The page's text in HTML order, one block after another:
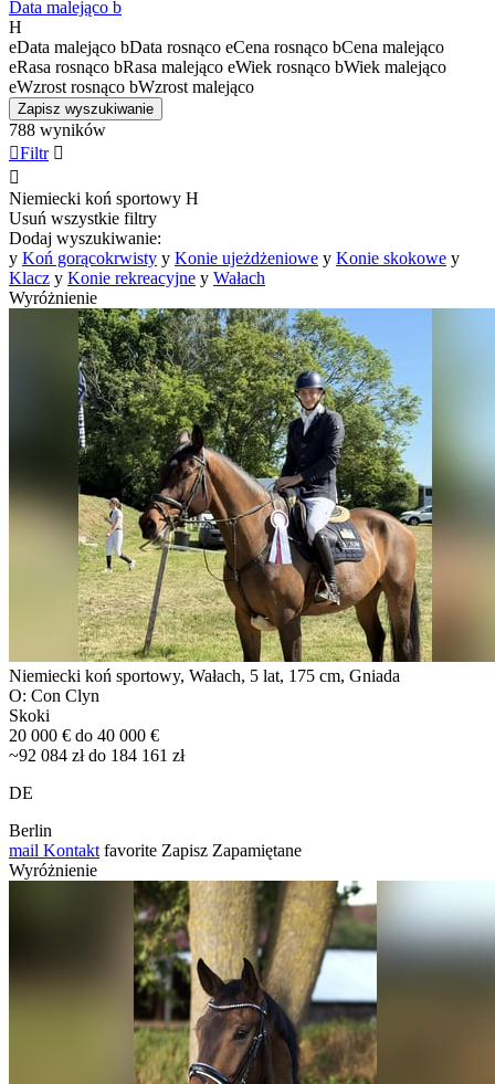
Data malejąco b
H
eData malejąco bData rosnąco eCena rosnąco bCena malejąco
eRasa rosnąco bRasa malejąco eWiek rosnąco bWiek malejąco
eWzrost rosnąco bWzrost malejąco
Zapisz wyszukiwanie
788 wyników
Filtr 

Niemiecki koń sportowy H
Usuń wszystkie filtry
Dodaj wyszukiwanie:
y Koń gorącokrwisty y Konie ujeżdżeniowe y Konie skokowe y
Klacz y Konie rekreacyjne y Wałach
Wyróżnienie
Niemiecki koń sportowy, Wałach, 5 lat, 175 cm, Gniada
O: Con Clyn
Skoki
20 000 € do 40 000 €
~92 084 zł do 184 161 zł
DE
Berlin
mail Kontakt favorite Zapisz Zapamiętane
Wyróżnienie